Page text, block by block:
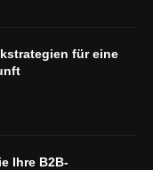
für eine
Ihre B2B-